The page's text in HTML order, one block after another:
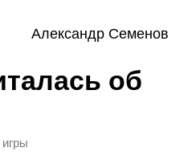
Александр Семенов
об